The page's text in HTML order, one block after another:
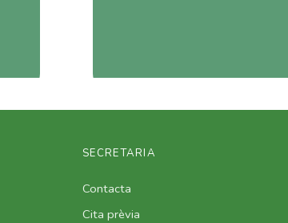
SECRETARIA
Contacta
Cita prèvia